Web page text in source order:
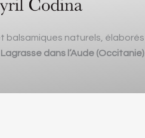
balsamiques naturels, élaborés
Lagrasse dans l’Aude (Occitanie)